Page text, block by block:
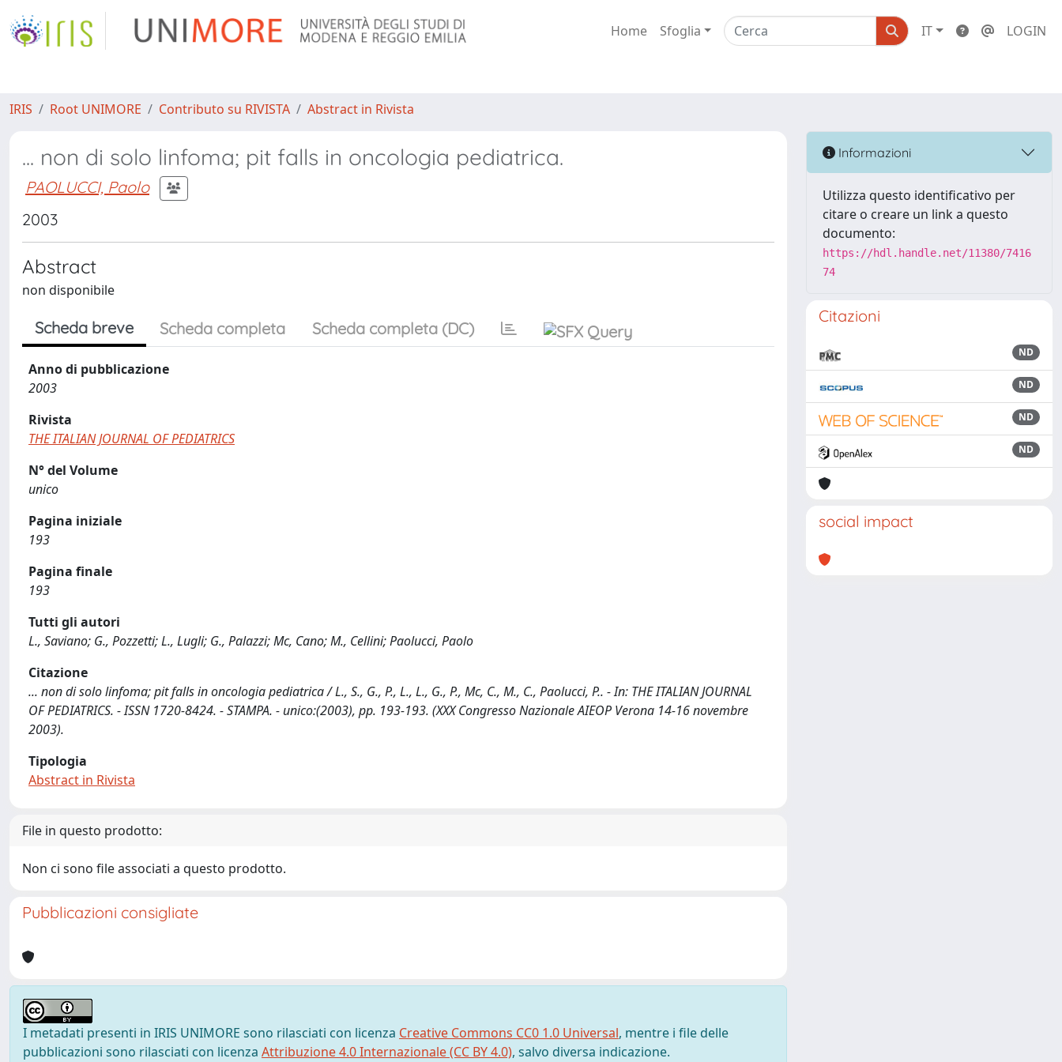
Home Sfoglia IT LOGIN
IRIS Root UNIMORE Contributo su RIVISTA Abstract in Rivista
... non di solo linfoma; pit falls in oncologia pediatrica.
PAOLUCCI, Paolo
2003
Abstract
non disponibile
Scheda breve Scheda completa Scheda completa (DC)
Anno di pubblicazione
2003
Rivista
THE ITALIAN JOURNAL OF PEDIATRICS
N° del Volume
unico
Pagina iniziale
193
Pagina finale
193
Tutti gli autori
L., Saviano; G., Pozzetti; L., Lugli; G., Palazzi; Mc, Cano; M., Cellini; Paolucci, Paolo
Citazione
... non di solo linfoma; pit falls in oncologia pediatrica / L., S., G., P., L., L., G., P., Mc, C., M., C., Paolucci, P.. - In: THE ITALIAN JOURNAL
OF PEDIATRICS. - ISSN 1720-8424. - STAMPA. - unico:(2003), pp. 193-193. (XXX Congresso Nazionale AIEOP Verona 14-16 novembre
2003).
Tipologia
Abstract in Rivista
File in questo prodotto:
Non ci sono file associati a questo prodotto.
Pubblicazioni consigliate
I metadati presenti in IRIS UNIMORE sono rilasciati con licenza Creative Commons CC0 1.0 Universal, mentre i file delle
pubblicazioni sono rilasciati con licenza Attribuzione 4.0 Internazionale (CC BY 4.0), salvo diversa indicazione.
Informazioni
Utilizza questo identificativo per
citare o creare un link a questo
documento:
https://hdl.handle.net/11380/7416
74
Citazioni
ND
ND
ND
ND
social impact